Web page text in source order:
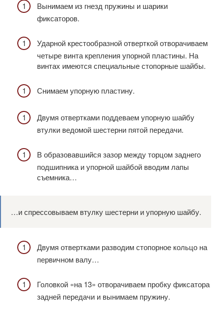
Вынимаем из гнезд пружины и шарики
фиксаторов.
Ударной крестообразной отверткой отворачиваем
четыре винта крепления упорной пластины. На
винтах имеются специальные стопорные шайбы.
Снимаем упорную пластину.
Двумя отвертками поддеваем упорную шайбу
втулки ведомой шестерни пятой передачи.
В образовавшийся зазор между торцом заднего
подшипника и упорной шайбой вводим лапы
съемника…
…и спрессовываем втулку шестерни и упорную шайбу.
Двумя отвертками разводим стопорное кольцо на
первичном валу…
Головкой «на 13» отворачиваем пробку фиксатора
задней передачи и вынимаем пружину.